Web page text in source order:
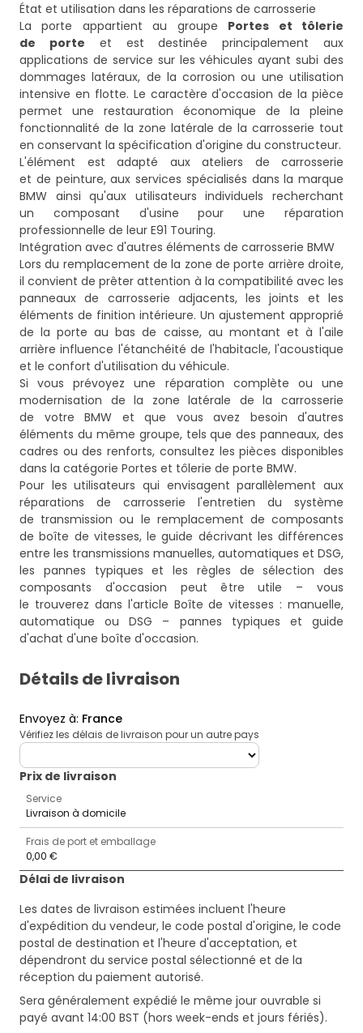
État et utilisation dans les réparations de carrosserie
La porte appartient au groupe Portes et tôlerie
de porte et est destinée principalement aux
applications de service sur les véhicules ayant subi des
dommages latéraux, de la corrosion ou une utilisation
intensive en flotte. Le caractère d'occasion de la pièce
permet une restauration économique de la pleine
fonctionnalité de la zone latérale de la carrosserie tout
en conservant la spécification d'origine du constructeur.
L'élément est adapté aux ateliers de carrosserie
et de peinture, aux services spécialisés dans la marque
BMW ainsi qu'aux utilisateurs individuels recherchant
un composant d'usine pour une réparation
professionnelle de leur E91 Touring.
Intégration avec d'autres éléments de carrosserie BMW
Lors du remplacement de la zone de porte arrière droite,
il convient de prêter attention à la compatibilité avec les
panneaux de carrosserie adjacents, les joints et les
éléments de finition intérieure. Un ajustement approprié
de la porte au bas de caisse, au montant et à l'aile
arrière influence l'étanchéité de l'habitacle, l'acoustique
et le confort d'utilisation du véhicule.
Si vous prévoyez une réparation complète ou une
modernisation de la zone latérale de la carrosserie
de votre BMW et que vous avez besoin d'autres
éléments du même groupe, tels que des panneaux, des
cadres ou des renforts, consultez les pièces disponibles
dans la catégorie Portes et tôlerie de porte BMW.
Pour les utilisateurs qui envisagent parallèlement aux
réparations de carrosserie l'entretien du système
de transmission ou le remplacement de composants
de boîte de vitesses, le guide décrivant les différences
entre les transmissions manuelles, automatiques et DSG,
les pannes typiques et les règles de sélection des
composants d'occasion peut être utile – vous
le trouverez dans l'article Boîte de vitesses : manuelle,
automatique ou DSG – pannes typiques et guide
d'achat d'une boîte d'occasion.
Détails de livraison
Envoyez à: France
Vérifiez les délais de livraison pour un autre pays
deliveryCountry
Prix ​​de livraison
Service
Livraison à domicile
Frais de port et emballage
0,00 €
Délai de livraison
Les dates de livraison estimées incluent l'heure
d'expédition du vendeur, le code postal d'origine, le code
postal de destination et l'heure d'acceptation, et
dépendront du service postal sélectionné et de la
réception du paiement autorisé.
Sera généralement expédié le même jour ouvrable si
payé avant 14:00 BST (hors week-ends et jours fériés).